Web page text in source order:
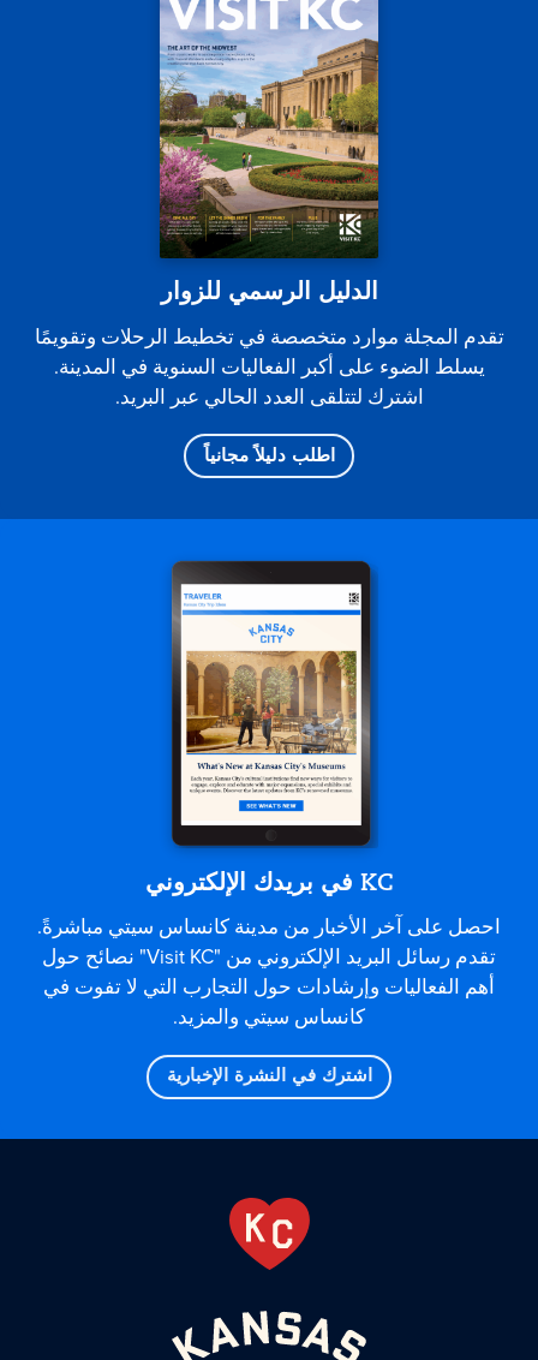
الدليل الرسمي للزوار
تقدم المجلة موارد متخصصة في تخطيط الرحلات وتقويمًا
يسلط الضوء على أكبر الفعاليات السنوية في المدينة.
اشترك لتتلقى العدد الحالي عبر البريد.
اطلب دليلاً مجانياً
KC في بريدك الإلكتروني
احصل على آخر الأخبار من مدينة كانساس سيتي مباشرةً.
تقدم رسائل البريد الإلكتروني من "Visit KC" نصائح حول
أهم الفعاليات وإرشادات حول التجارب التي لا تفوت في
كانساس سيتي والمزيد.
اشترك في النشرة الإخبارية